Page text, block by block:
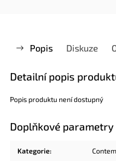
Popis Diskuze
Detailní popis
Popis produktu není dostupný
Doplňkové parametry
Kategorie: